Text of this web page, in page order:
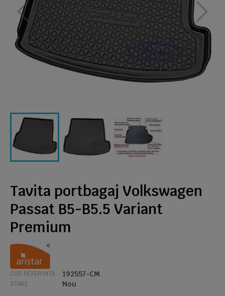
Tavita portbagaj Volkswagen
Passat B5-B5.5 Variant
Premium
COD REFERINTA 192557-CM
STARE Nou